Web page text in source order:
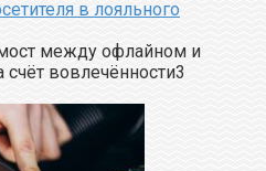
в лояльного
между офлайном и
вовлечённости3